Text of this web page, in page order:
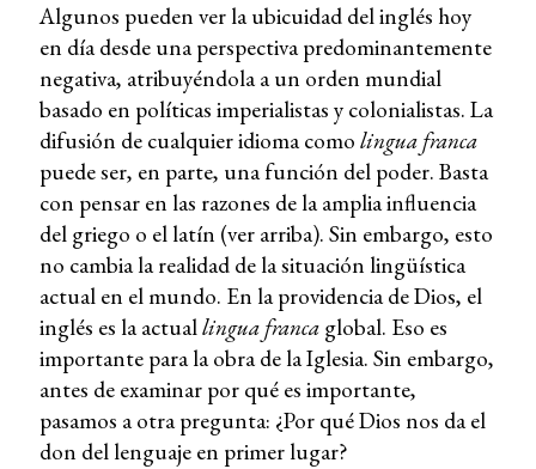
Algunos pueden ver la ubicuidad del inglés hoy
en día desde una perspectiva predominantemente
negativa, atribuyéndola a un orden mundial
basado en políticas imperialistas y colonialistas. La
difusión de cualquier idioma como lingua franca
puede ser, en parte, una función del poder. Basta
con pensar en las razones de la amplia influencia
del griego o el latín (ver arriba). Sin embargo, esto
no cambia la realidad de la situación lingüística
actual en el mundo. En la providencia de Dios, el
inglés es la actuallingua francaglobal. Eso es
importante para la obra de la Iglesia. Sin embargo,
antes de examinar por qué es importante,
pasamos a otra pregunta: ¿Por qué Dios nos da el
don del lenguaje en primer lugar?